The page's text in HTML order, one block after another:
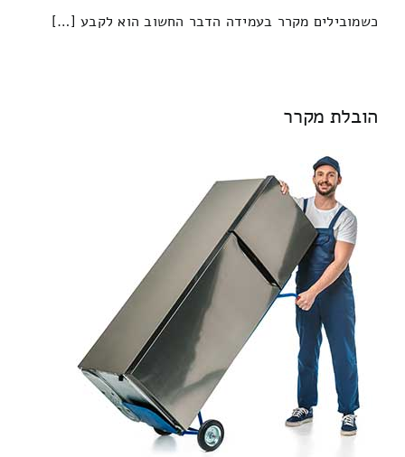
כשמובילים מקרר בעמידה הדבר החשוב הוא לקבע […]
הובלת מקרר